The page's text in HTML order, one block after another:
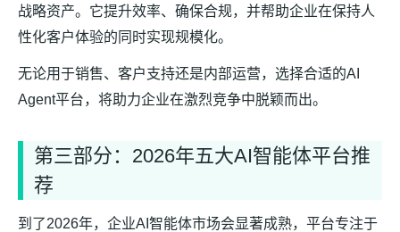
战略资产。它提升效率、确保合规，并帮助企业在保持人
性化客户体验的同时实现规模化。
无论用于销售、客户支持还是内部运营，选择合适的AI
Agent平台，将助力企业在激烈竞争中脱颖而出。
第三部分：2026年五大AI智能体平台推
荐
到了2026年，企业AI智能体市场会显著成熟，平台专注于